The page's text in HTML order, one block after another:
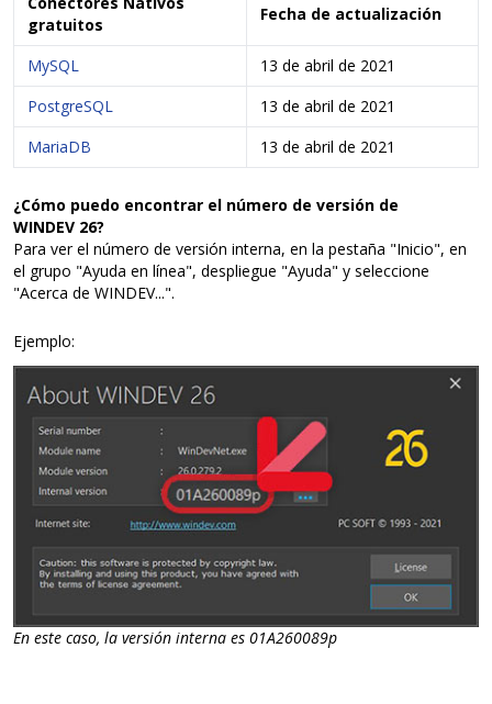
gratuitos
Fecha de actualización
MySQL
13 de abril de 2021
PostgreSQL
13 de abril de 2021
MariaDB
13 de abril de 2021
¿Cómo puedo encontrar el número de versión de
WINDEV 26?
Para ver el número de versión interna, en la pestaña "Inicio", en
el grupo "Ayuda en línea", despliegue "Ayuda" y seleccione
"Acerca de WINDEV...".
Ejemplo:
En este caso, la versión interna es 01A260089p